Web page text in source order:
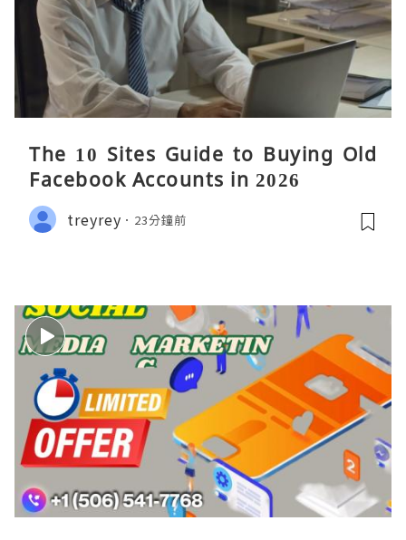
The 10 Sites Guide to Buying Old
Facebook Accounts in 2026
treyrey 23分鐘前